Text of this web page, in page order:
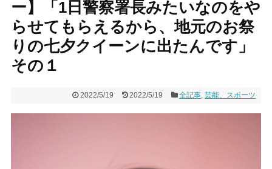
ー】「1日警察署長みたいなのをや
らせてもらえるから、地元のお祭
りの七夕クイーンに出たんです」
その１
2022/5/19 2022/5/19 全記事,芸能、スポーツ